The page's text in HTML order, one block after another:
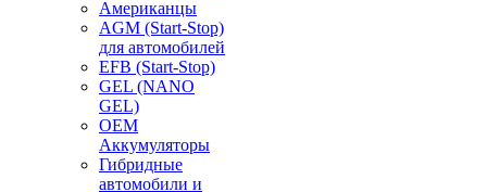
Американцы
AGM (Start-Stop)
для автомобилей
EFB (Start-Stop)
GEL (NANO
GEL)
OEM
Аккумуляторы
Гибридные
автомобили и